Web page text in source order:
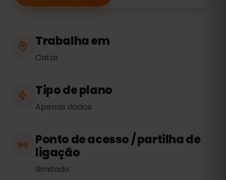
Trabalha em
Catar
Tipo de plano
Apenas dados
Ponto de acesso / partilha de
ligação
Ilimitado